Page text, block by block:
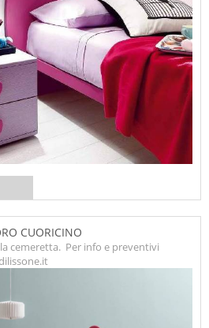
CUORICINO
cemeretta. Per info e preventivi